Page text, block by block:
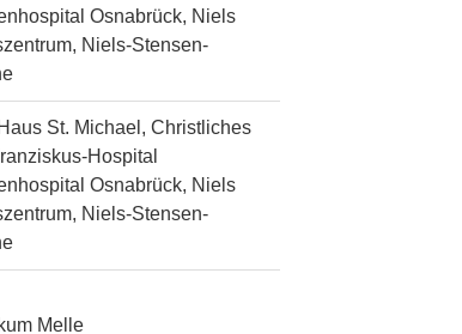
Osnabrück, Niels
Niels-Stensen-
St. Michael, Christliches
Hospital
Osnabrück, Niels
Niels-Stensen-
Melle